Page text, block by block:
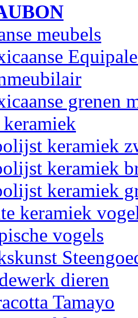
meubels
grenen
keramiek
keramiek
keramiek
keramiek
vogels
dieren
Tamayo